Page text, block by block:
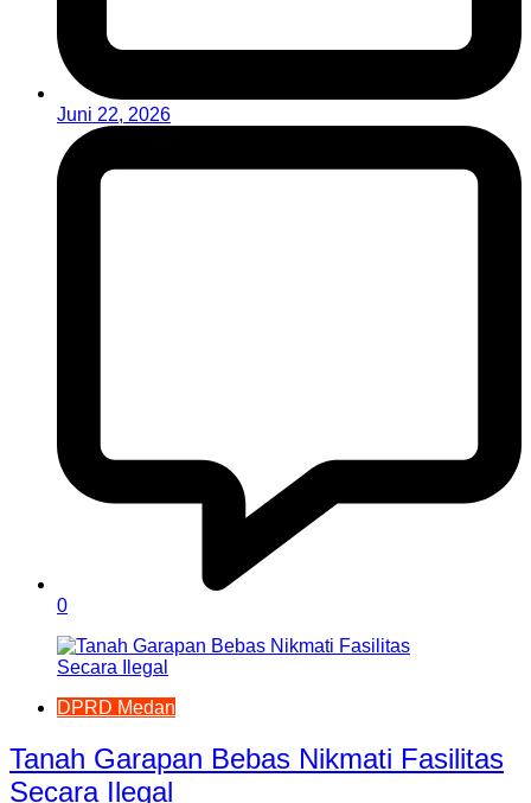
Juni 22, 2026
0
DPRD Medan
Tanah Garapan Bebas Nikmati Fasilitas
Secara Ilegal